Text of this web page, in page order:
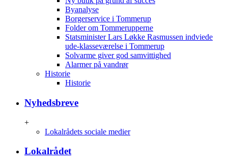
Byanalyse
Borgerservice i Tommerup
Folder om Tommerupperne
Statsminister Lars Løkke Rasmussen indviede
ude-klasseværelse i Tommerup
Solvarme giver god samvittighed
Alarmer på vandrør
Historie
Historie
Nyhedsbreve
+
Lokalrådets sociale medier
Lokalrådet